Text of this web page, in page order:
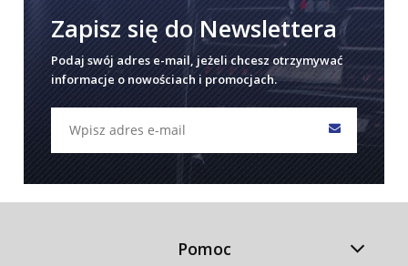
Zapisz się do Newslettera
Podaj swój adres e-mail, jeżeli chcesz otrzymywać
informacje o nowościach i promocjach.
Pomoc